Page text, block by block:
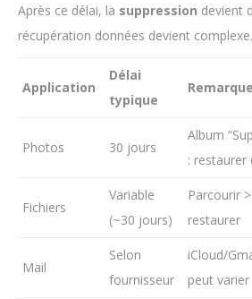
Après ce délai, la suppression devient
récupération données devient complexe.
Application
Délai
typique
Remarque
Photos 30 jours
Album
: restaurer
Fichiers
Variable
(~30 jours)
Parcourir
restaurer
Mail
Selon
fournisseur
iCloud/
peut varier